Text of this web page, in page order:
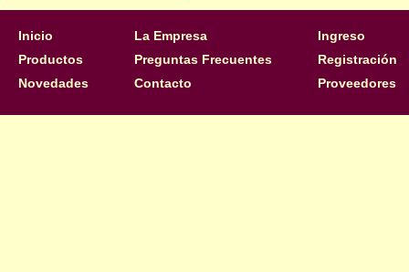
Inicio
Productos
Novedades
La Empresa
Preguntas Frecuentes
Contacto
Ingreso
Registración
Proveedores